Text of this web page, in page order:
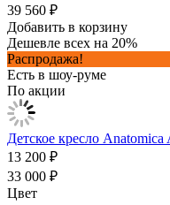
39 560 ₽
Добавить в корзину
Дешевле всех на 20%
Распродажа!
Есть в шоу-руме
По акции
Детское кресло
13 200 ₽
33 000 ₽
Цвет